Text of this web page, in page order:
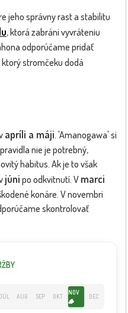
jeho správny rast a stabilitu
, ktorá zabráni vyvráteniu
odporúčame pridať
ktorý stromčeku dodá
apríli a máji. 'Amanogawa' si
nie je potrebný,
habitus. Ak je to však
júni po odkvitnutí. V marci
konáre. V novembri
skontrolovať
AUG SEP OKT
NOV
🪵
DEC